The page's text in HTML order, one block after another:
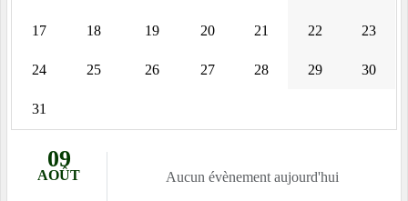
17 18 19 20 21 22 23
24 25 26 27 28 29 30
31
09
AOÛT Aucun évènement aujourd'hui